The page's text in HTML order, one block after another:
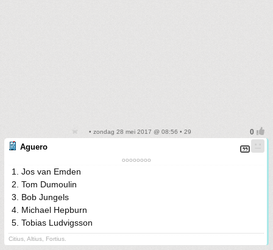
• zondag 28 mei 2017 @ 08:56 • 29
Aguero
oooooooo
1. Jos van Emden
2. Tom Dumoulin
3. Bob Jungels
4. Michael Hepburn
5. Tobias Ludvigsson
Citius, Altius, Fortius.